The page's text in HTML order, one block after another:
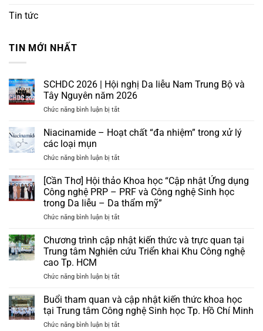
Tin tức
TIN MỚI NHẤT
SCHDC 2026 | Hội nghị Da liễu Nam Trung Bộ và
Tây Nguyên năm 2026
Chức năng bình luận bị tắtở
2026
|
nghị
liễu
Nam
Trung
Bộ
và
Nguyên
năm
Niacinamide – Hoạt chất “đa nhiệm” trong xử lý
các loại mụn
Chức năng bình luận bị tắtở
–
Hoạt
chất
“đa
nhiệm”
xử
các
mụn
[Cần Thơ] Hội thảo Khoa học “Cập nhật Ứng dụng
Công nghệ PRP – PRF và Công nghệ Sinh học
trong Da liễu – Da thẩm mỹ”
Chức năng bình luận bị tắtở
Thơ]
Hội
thảo
học
nhật
dụng
Công
Chương trình cập nhật kiến thức và trực quan tại
Trung tâm Nghiên cứu Triển khai Khu Công nghệ
cao Tp. HCM
Chức năng bình luận bị tắtở
trình
nhật
kiến
Buổi tham quan và cập nhật kiến thức khoa học
tại Trung tâm Công nghệ Sinh học Tp. Hồ Chí Minh
Chức năng bình luận bị tắtở